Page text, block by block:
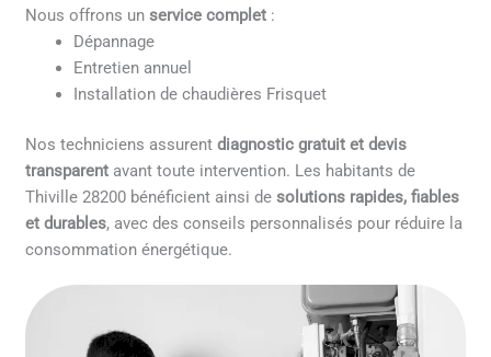
Nous offrons unservice complet :
Dépannage
Entretien annuel
Installation de chaudières Frisquet
Nos techniciens assurentdiagnostic gratuit et devis
transparent avant toute intervention. Les habitants de
Thiville 28200 bénéficient ainsi desolutions rapides, fiables
et durables, avec des conseils personnalisés pour réduire la
consommation énergétique.